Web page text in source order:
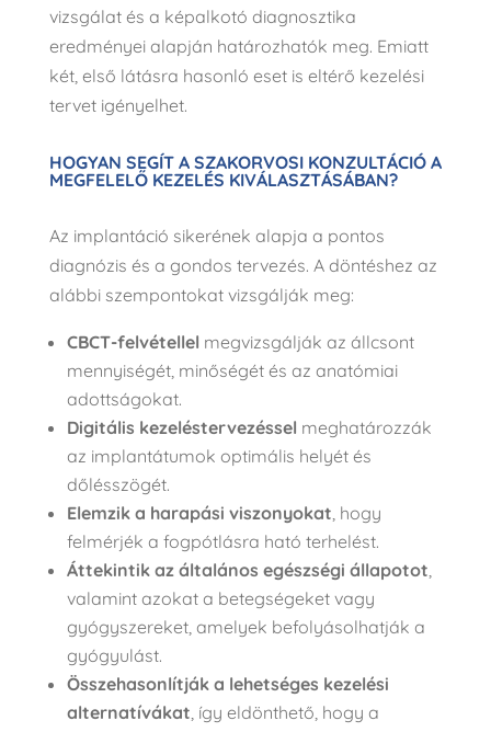
vizsgálat és a képalkotó diagnosztika
eredményei alapján határozhatók meg. Emiatt
két, első látásra hasonló eset is eltérő kezelési
tervet igényelhet.
HOGYAN SEGÍT A SZAKORVOSI KONZULTÁCIÓ A
MEGFELELŐ KEZELÉS KIVÁLASZTÁSÁBAN?
Az implantáció sikerének alapja a pontos
diagnózis és a gondos tervezés. A döntéshez az
alábbi szempontokat vizsgálják meg:
CBCT-felvétellel megvizsgálják az állcsont
mennyiségét, minőségét és az anatómiai
adottságokat.
Digitális kezeléstervezéssel meghatározzák
az implantátumok optimális helyét és
dőlésszögét.
Elemzik a harapási viszonyokat, hogy
felmérjék a fogpótlásra ható terhelést.
Áttekintik az általános egészségi állapotot,
valamint azokat a betegségeket vagy
gyógyszereket, amelyek befolyásolhatják a
gyógyulást.
Összehasonlítják a lehetséges kezelési
alternatívákat, így eldönthető, hogy a